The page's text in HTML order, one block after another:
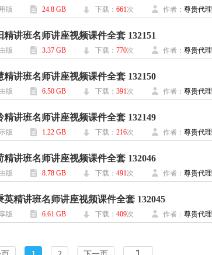
版 24.8 GB 下载： 661次 作者： 尊贵代理
精讲班名师讲座视频课件全套 132151
版 3.37 GB 下载： 770次 作者： 尊贵代理
精讲班名师讲座视频课件全套 132150
版 6.50 GB 下载： 391次 作者： 尊贵代理
精讲班名师讲座视频课件全套 132149
版 1.22 GB 下载： 216次 作者： 尊贵代理
精讲班名师讲座视频课件全套 132046
版 8.78 GB 下载： 491次 作者： 尊贵代理
英精讲班名师讲座视频课件全套 132045
版 6.61 GB 下载： 409次 作者： 尊贵代理